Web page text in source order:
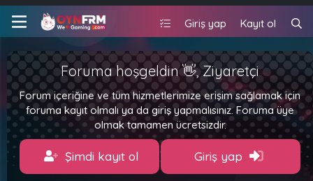
Giriş yap Kayıt ol
Foruma hoşgeldin 👋, Ziyaretçi
Forum içeriğine ve tüm hizmetlerimize erişim sağlamak için
foruma kayıt olmalı ya da giriş yapmalısınız. Foruma üye
olmak tamamen ücretsizdir.
Şimdi kayıt ol Giriş yap